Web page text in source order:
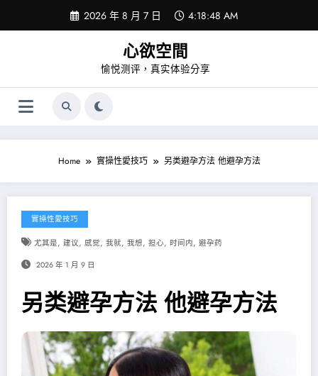
content
2026 年 8 月 7 日 4:18:48 AM
心欲空間
愉悦测评，真实体验分享
Home 實操性愛技巧 另类避孕方法 他避孕方法
實操性愛技巧
尤其是, 建议, 感觉, 我就, 我想, 担心, 时间内, 避孕药
2026 年 1 月 9 日
另类避孕方法 他避孕方法